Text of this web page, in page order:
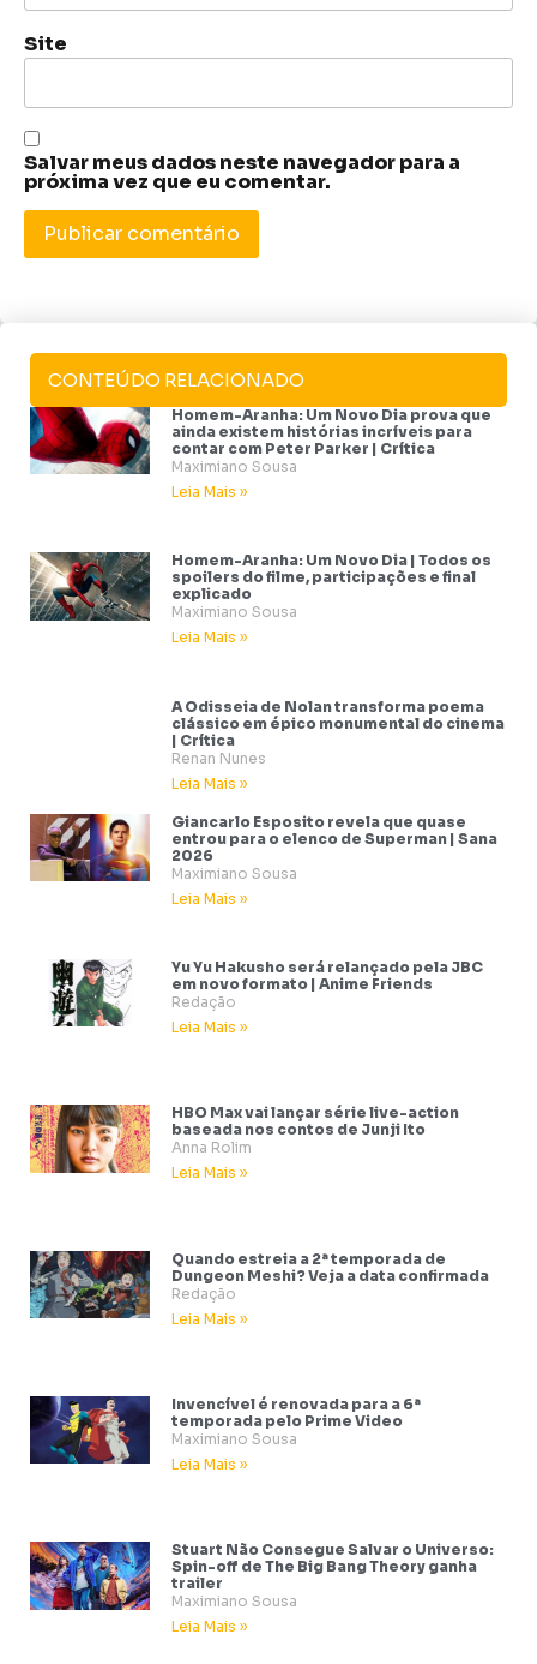
Site
Salvar meus dados neste navegador para a
próxima vez que eu comentar.
CONTEÚDO RELACIONADO
Homem-Aranha: Um Novo Dia prova que
ainda existem histórias incríveis para
contar com Peter Parker | Crítica
Maximiano Sousa
Leia Mais »
Homem-Aranha: Um Novo Dia | Todos os
spoilers do filme, participações e final
explicado
Maximiano Sousa
Leia Mais »
A Odisseia de Nolan transforma poema
clássico em épico monumental do cinema
| Crítica
Renan Nunes
Leia Mais »
Giancarlo Esposito revela que quase
entrou para o elenco de Superman | Sana
2026
Maximiano Sousa
Leia Mais »
Yu Yu Hakusho será relançado pela JBC
em novo formato | Anime Friends
Redação
Leia Mais »
HBO Max vai lançar série live-action
baseada nos contos de Junji Ito
Anna Rolim
Leia Mais »
Quando estreia a 2ª temporada de
Dungeon Meshi? Veja a data confirmada
Redação
Leia Mais »
Invencível é renovada para a 6ª
temporada pelo Prime Video
Maximiano Sousa
Leia Mais »
Stuart Não Consegue Salvar o Universo:
Spin-off de The Big Bang Theory ganha
trailer
Maximiano Sousa
Leia Mais »